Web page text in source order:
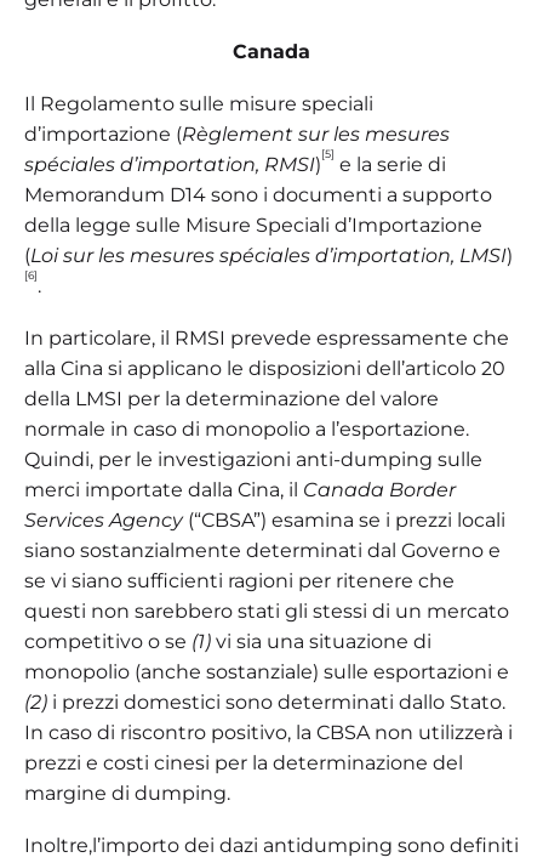
Canada
Il Regolamento sulle misure speciali
d’importazione (Règlement sur les mesures
spéciales d’importation, RMSI) [5] e la serie di
Memorandum D14 sono i documenti a supporto
della legge sulle Misure Speciali d’Importazione
(Loi sur les mesures spéciales d’importation, LMSI)
[6].
In particolare, il RMSI prevede espressamente che
alla Cina si applicano le disposizioni dell’articolo 20
della LMSI per la determinazione del valore
normale in caso di monopolio a l’esportazione.
Quindi, per le investigazioni anti-dumping sulle
merci importate dalla Cina, il Canada Border
Services Agency(“CBSA”) esamina se i prezzi locali
siano sostanzialmente determinati dal Governo e
se vi siano sufficienti ragioni per ritenere che
questi non sarebbero stati gli stessi di un mercato
competitivo o se (1) vi sia una situazione di
monopolio (anche sostanziale) sulle esportazioni e
(2) i prezzi domestici sono determinati dallo Stato.
In caso di riscontro positivo, la CBSA non utilizzerà i
prezzi e costi cinesi per la determinazione del
margine di dumping.
Inoltre,l’importo dei dazi antidumping sono definiti